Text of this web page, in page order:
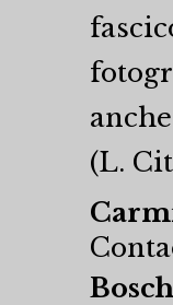
(L.